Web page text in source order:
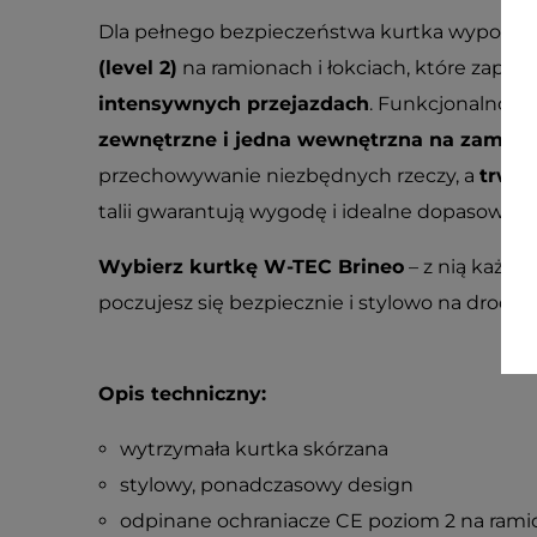
Dla pełnego bezpieczeństwa kurtka
(level 2) na ramionach i łokciach, które
intensywnych przejazdach. Funkcjonalność?
zewnętrzne i jedna wewnętrzna na zamek
przechowywanie niezbędnych rzeczy, a
talii gwarantują wygodę i idealne dopasowanie.
Wybierz kurtkę W-TEC Brineo – z nią każda
poczujesz się bezpiecznie i stylowo na drodze!
Opis techniczny:
wytrzymała kurtka skórzana
stylowy, ponadczasowy design
odpinane ochraniacze CE poziom 2 na